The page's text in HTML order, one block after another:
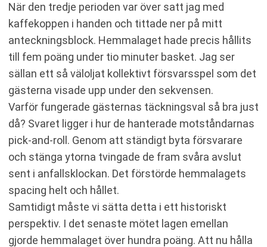
När den tredje perioden var över satt jag med
kaffekoppen i handen och tittade ner på mitt
anteckningsblock. Hemmalaget hade precis hållits
till fem poäng under tio minuter basket. Jag ser
sällan ett så väloljat kollektivt försvarsspel som det
gästerna visade upp under den sekvensen.
Varför fungerade gästernas täckningsval så bra just
då? Svaret ligger i hur de hanterade motståndarnas
pick-and-roll. Genom att ständigt byta försvarare
och stänga ytorna tvingade de fram svåra avslut
sent i anfallsklockan. Det förstörde hemmalagets
spacing helt och hållet.
Samtidigt måste vi sätta detta i ett historiskt
perspektiv. I det senaste mötet lagen emellan
gjorde hemmalaget över hundra poäng. Att nu hålla